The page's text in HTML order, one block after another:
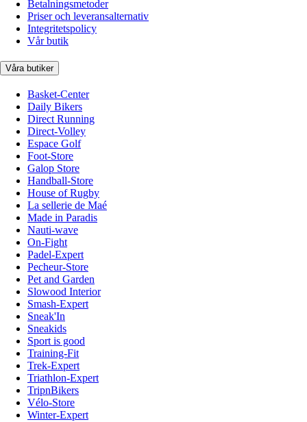
Betalningsmetoder
Priser och leveransalternativ
Integritetspolicy
Vår butik
Våra butiker
Basket-Center
Daily Bikers
Direct Running
Direct-Volley
Espace Golf
Foot-Store
Galop Store
Handball-Store
House of Rugby
La sellerie de Maé
Made in Paradis
Nauti-wave
On-Fight
Padel-Expert
Pecheur-Store
Pet and Garden
Slowood Interior
Smash-Expert
Sneak'In
Sneakids
Sport is good
Training-Fit
Trek-Expert
Triathlon-Expert
TripnBikers
Vélo-Store
Winter-Expert